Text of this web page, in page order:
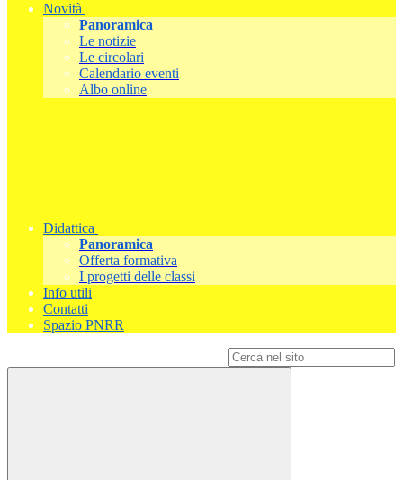
Novità
Panoramica
Le notizie
Le circolari
Calendario eventi
Albo online
Didattica
Panoramica
Offerta formativa
I progetti delle classi
Info utili
Contatti
Spazio PNRR